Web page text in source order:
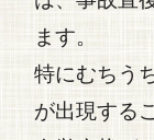
ます。
特にむちう
が出現する